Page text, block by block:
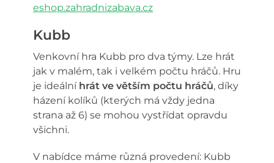
eshop.zahradnizabava.cz
Kubb
Venkovní hra Kubb pro dva týmy. Lze hrát
jak v malém, tak i velkém počtu hráčů. Hru
je ideální hrát ve větším počtu hráčů, díky
házení kolíků (kterých má vždy jedna
strana až 6) se mohou vystřídat opravdu
všichni.
V nabídce máme různá provedení: Kubb